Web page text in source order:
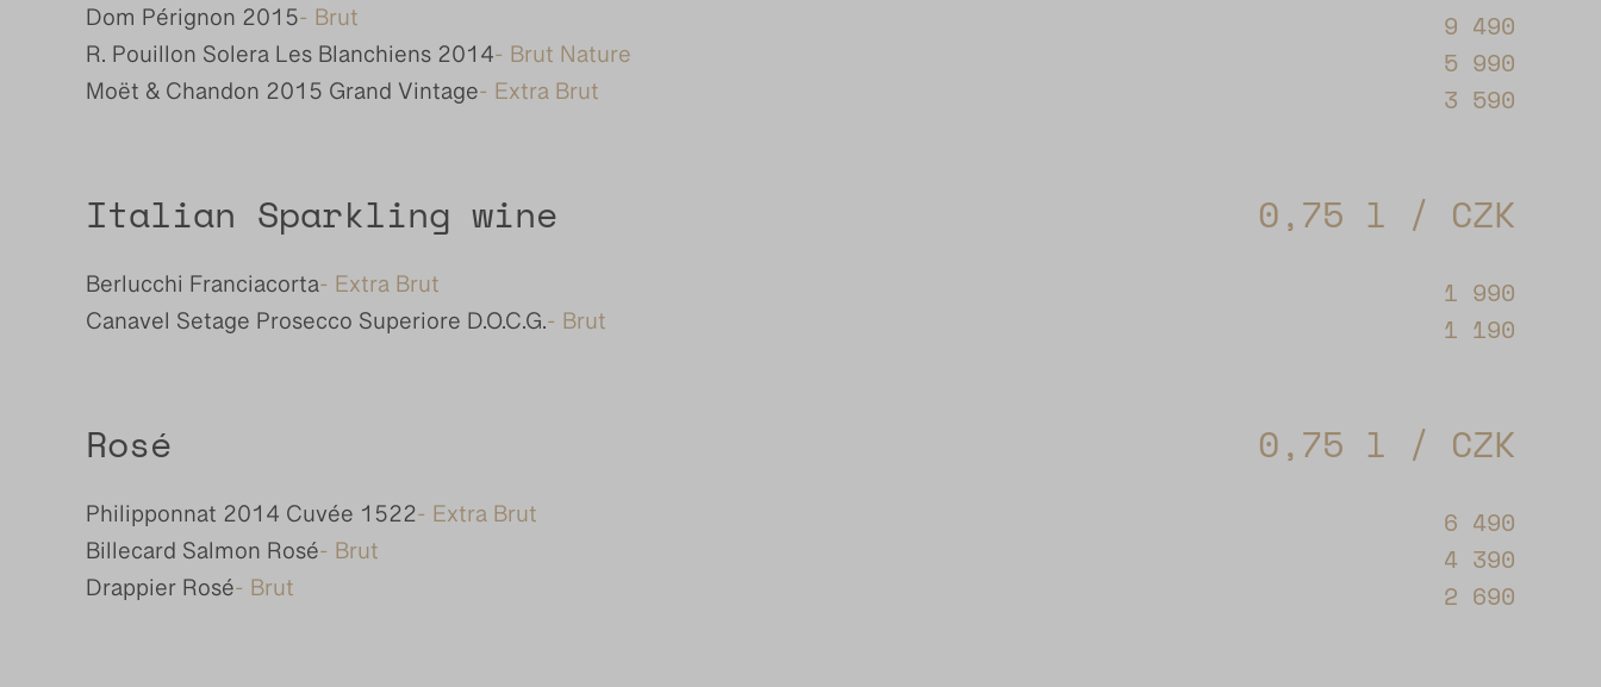
Dom Pérignon 2015- Brut 9 490
R. Pouillon Solera Les Blanchiens 2014- Brut Nature 5 990
Moët & Chandon 2015 Grand Vintage- Extra Brut 3 590
Italian Sparkling wine 0,75 l / CZK
Berlucchi Franciacorta- Extra Brut 1 990
Canavel Setage Prosecco Superiore D.O.C.G.- Brut 1 190
Rosé 0,75 l / CZK
Philipponnat 2014 Cuvée 1522- Extra Brut 6 490
Billecard Salmon Rosé- Brut 4 390
Drappier Rosé- Brut 2 690